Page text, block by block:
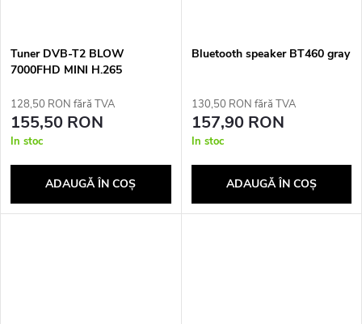
Tuner DVB-T2 BLOW
7000FHD MINI H.265
128,50 RON fără TVA
155,50 RON
In stoc
ADAUGĂ ÎN COŞ
Bluetooth speaker BT460 gray
130,50 RON fără TVA
157,90 RON
In stoc
ADAUGĂ ÎN COŞ